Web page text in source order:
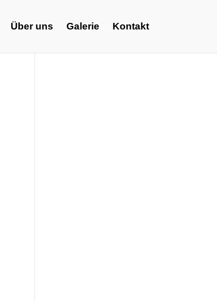
Über uns Galerie Kontakt